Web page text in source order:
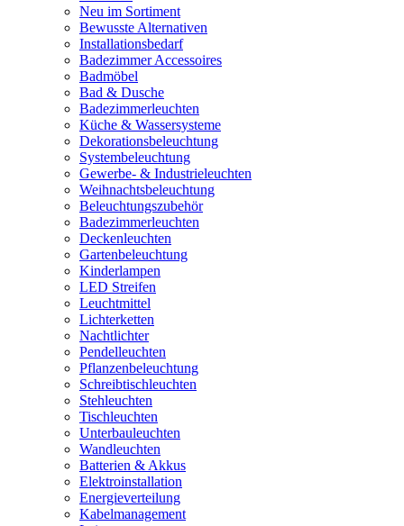
Neu im Sortiment
Bewusste Alternativen
Installationsbedarf
Badezimmer Accessoires
Badmöbel
Bad & Dusche
Badezimmerleuchten
Küche & Wassersysteme
Dekorationsbeleuchtung
Systembeleuchtung
Gewerbe- & Industrieleuchten
Weihnachtsbeleuchtung
Beleuchtungszubehör
Badezimmerleuchten
Deckenleuchten
Gartenbeleuchtung
Kinderlampen
LED Streifen
Leuchtmittel
Lichterketten
Nachtlichter
Pendelleuchten
Pflanzenbeleuchtung
Schreibtischleuchten
Stehleuchten
Tischleuchten
Unterbauleuchten
Wandleuchten
Batterien & Akkus
Elektroinstallation
Energieverteilung
Kabelmanagement